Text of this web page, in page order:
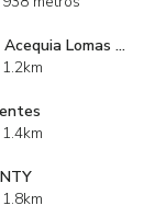
Parque de Acequia Lomas de las Palmas
1.2km
1.4km
1.8km